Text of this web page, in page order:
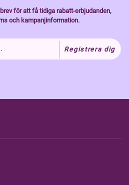
för att få tidiga rabatt-erbjudanden,
och kampanjinformation.
Registrera dig